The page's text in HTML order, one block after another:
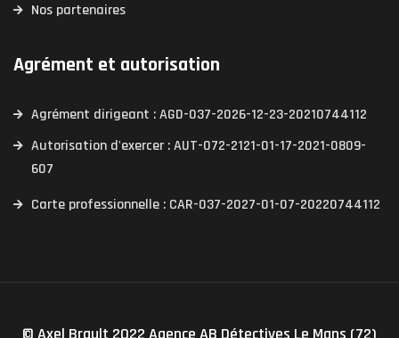
Nos partenaires
Agrément et autorisation
Agrément dirigeant : AGD-037-2026-12-23-20210744112
Autorisation d'exercer : AUT-072-2121-01-17-2021-0809-
607
Carte professionnelle : CAR-037-2027-01-07-20220744112